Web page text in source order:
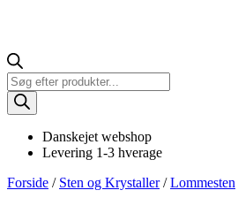
Products
search
Danskejet webshop
Levering 1-3 hverage
Forside / Sten og Krystaller/Lommesten